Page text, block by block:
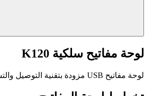
لوحة مفاتيح سلكية K120
لوحة مفاتيح USB مزودة بتقنية التوصيل والتشغيل